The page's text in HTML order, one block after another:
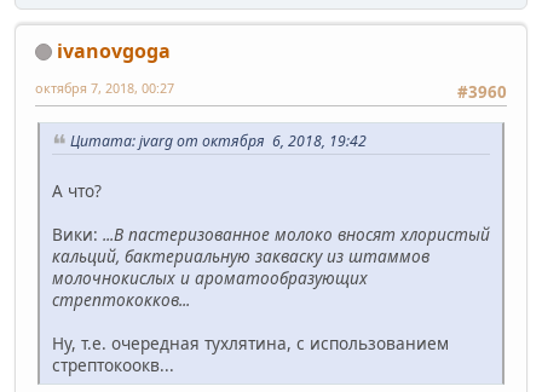
ivanovgoga
#3960
октября 7, 2018, 00:27
Цитата: jvarg от октября 6, 2018, 19:42
А что?
Вики: ...В пастеризованное молоко вносят хлористый
кальций, бактериальную закваску из штаммов
молочнокислых и ароматообразующих
стрептококков...
Ну, т.е. очередная тухлятина, с использованием
стрептокоокв...